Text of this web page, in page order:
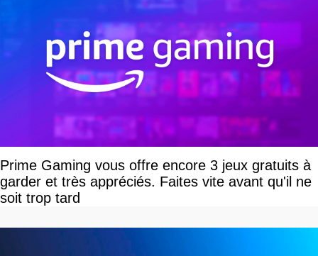
Prime Gaming vous offre encore 3 jeux gratuits à
garder et très appréciés. Faites vite avant qu'il ne
soit trop tard